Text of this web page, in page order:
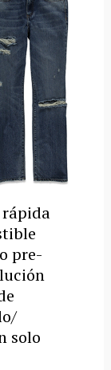
pre-
solo